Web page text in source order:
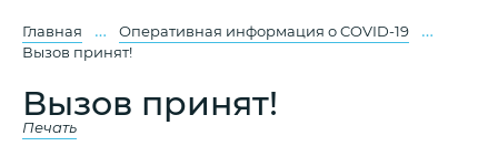
Главная … Оперативная информация о COVID-19 …
Вызов принят!
Вызов принят!
Печать